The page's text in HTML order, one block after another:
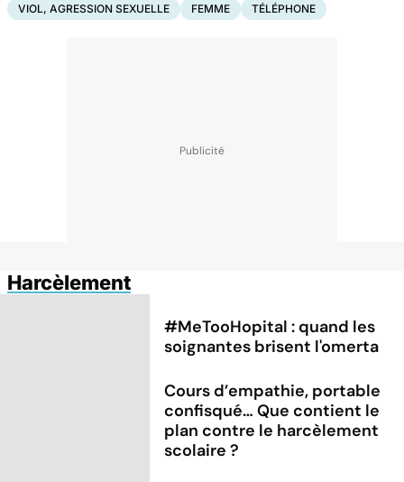
VIOL, AGRESSION SEXUELLE
FEMME TÉLÉPHONE
Harcèlement
#MeTooHopital : quand les
soignantes brisent l'omerta
Cours d’empathie, portable
confisqué… Que contient le
plan contre le harcèlement
scolaire ?